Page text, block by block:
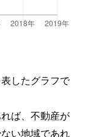
したグラフで
ば、不動産が
い地域であれ